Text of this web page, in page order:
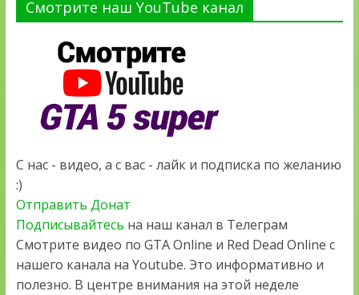
Смотрите наш YouTube канал
С нас - видео, а с вас - лайк и подписка по желанию
:)
Отправить Донат
Подписывайтесь на наш канал в Телеграм
Смотрите видео по GTA Online и Red Dead Online с
нашего канала на Youtube. Это информативно и
полезно. В центре внимания на этой неделе